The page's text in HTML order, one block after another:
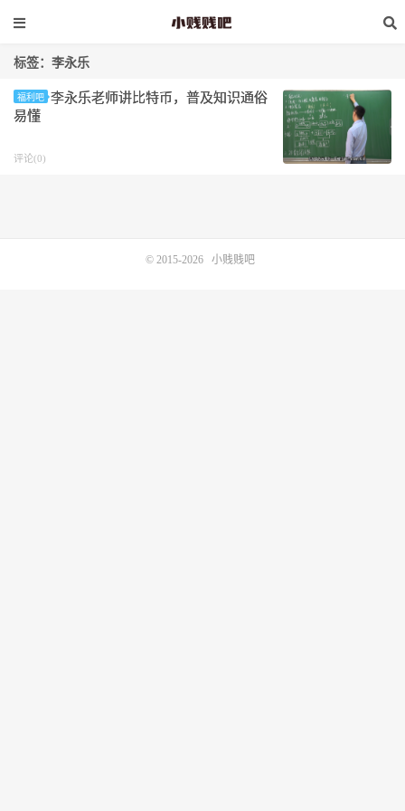
标签：李永乐
福利吧
李永乐老师讲比特币，普及知识通俗
易懂
评论(0)
© 2015-2026 小贱贱吧